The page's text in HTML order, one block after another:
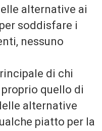
alternative ai
soddisfare i
nessuno
di chi
quello di
alternative
piatto per la